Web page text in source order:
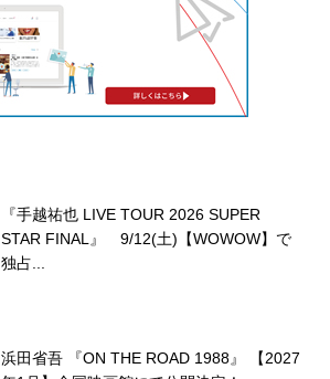
『手越祐也 LIVE TOUR 2026 SUPER
STAR FINAL』 9/12(土)【WOWOW】で
独占...
浜田省吾 『ON THE ROAD 1988』 【2027